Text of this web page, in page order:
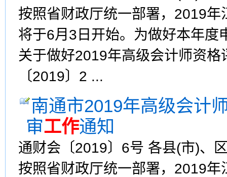
按照省财政厅统一部署，2019
将于6月3日开始。为做好本年度
关于做好2019年高级会计师资格
〔2019〕2 ...
南通市2019年高级会计
审工作通知
通财会〔2019〕6号 各县(市)、
按照省财政厅统一部署，2019